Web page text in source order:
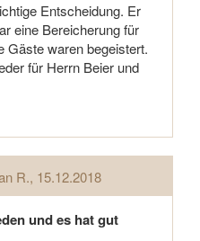
Entscheidung. Er
eine Bereicherung für
Gäste waren begeistert.
für Herrn Beier und
R., 15.12.2018
und es hat gut